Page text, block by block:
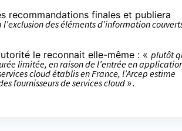
recommandations finales et publiera
l’exclusion des éléments d’information
le reconnait elle-même : « plutôt
limitée, en raison de l’entrée en
cloud établis en France, l’Arcep estime
fournisseurs de services cloud ».